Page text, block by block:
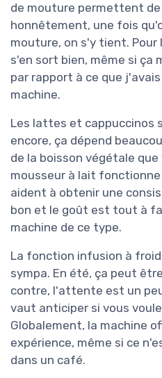
de mouture permettent de
honnêtement, une fois
mouture, on s'y tient. Pour
s'en sort bien, même si ça
par rapport à ce que
machine.
Les lattes et cappuccinos
encore, ça dépend
de la boisson végétale
mousseur à lait
aident à obtenir une
bon et le goût est tout à
machine de ce type.
La fonction infusion à
sympa. En été, ça peut
contre, l'attente est un
vaut anticiper si vous
Globalement, la machine
expérience, même si ce
dans un café.